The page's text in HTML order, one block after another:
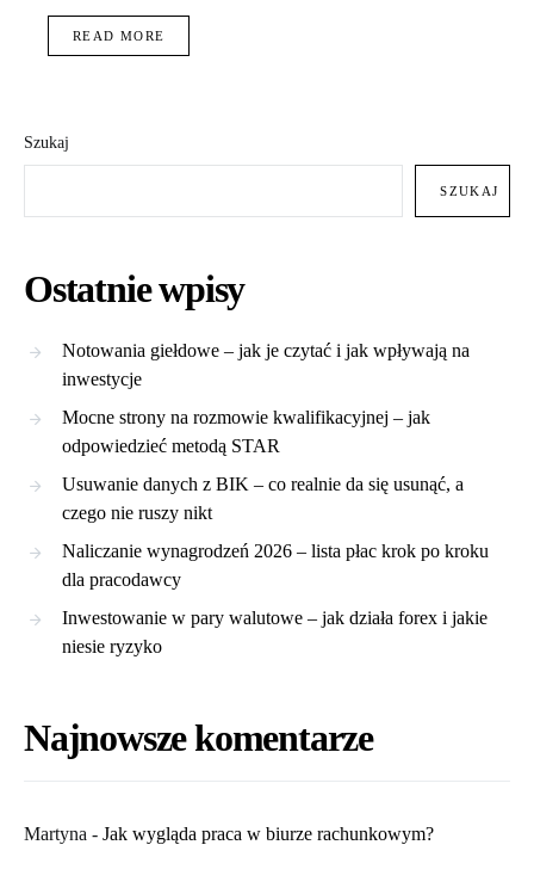
READ MORE
Szukaj
SZUKAJ
Ostatnie wpisy
Notowania giełdowe – jak je czytać i jak wpływają na
inwestycje
Mocne strony na rozmowie kwalifikacyjnej – jak
odpowiedzieć metodą STAR
Usuwanie danych z BIK – co realnie da się usunąć, a
czego nie ruszy nikt
Naliczanie wynagrodzeń 2026 – lista płac krok po kroku
dla pracodawcy
Inwestowanie w pary walutowe – jak działa forex i jakie
niesie ryzyko
Najnowsze komentarze
Martyna - ​Jak wygląda praca w biurze rachunkowym?